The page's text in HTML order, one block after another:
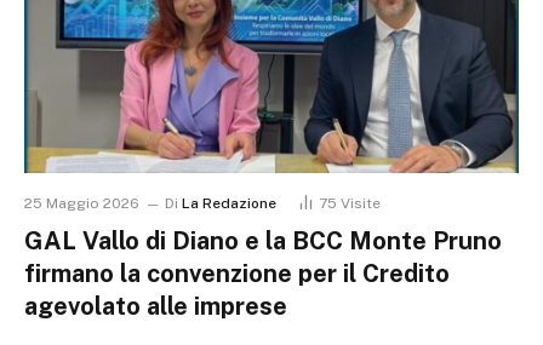
25 Maggio 2026 Di La Redazione 75 Visite
GAL Vallo di Diano e la BCC Monte Pruno
firmano la convenzione per il Credito
agevolato alle imprese